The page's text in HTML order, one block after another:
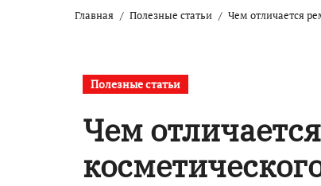
Главная Полезные статьи Чем отличается
Полезные статьи
Чем